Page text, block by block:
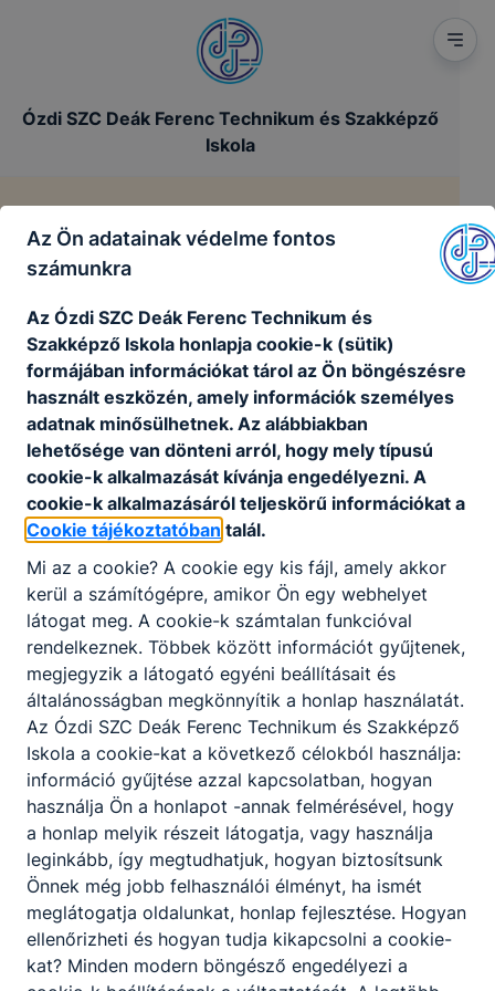
Ózdi SZC Deák Ferenc Technikum és Szakképző
Iskola
Impresszum
Főoldal / Impresszum
Partnereink
Az Ön adatainak védelme fontos
számunkra
Az Ózdi SZC Deák Ferenc Technikum és
Szakképző Iskola honlapja cookie-k (sütik)
formájában információkat tárol az Ön böngészésre
használt eszközén, amely információk személyes
adatnak minősülhetnek. Az alábbiakban
lehetősége van dönteni arról, hogy mely típusú
cookie-k alkalmazását kívánja engedélyezni. A
cookie-k alkalmazásáról teljeskörű információkat a
Cookie tájékoztatóban talál.
Mi az a cookie? A cookie egy kis fájl, amely akkor
kerül a számítógépre, amikor Ön egy webhelyet
látogat meg. A cookie-k számtalan funkcióval
rendelkeznek. Többek között információt gyűjtenek,
megjegyzik a látogató egyéni beállításait és
általánosságban megkönnyítik a honlap használatát.
Az Ózdi SZC Deák Ferenc Technikum és Szakképző
Iskola a cookie-kat a következő célokból használja:
információ gyűjtése azzal kapcsolatban, hogyan
használja Ön a honlapot -annak felmérésével, hogy
a honlap melyik részeit látogatja, vagy használja
leginkább, így megtudhatjuk, hogyan biztosítsunk
Önnek még jobb felhasználói élményt, ha ismét
meglátogatja oldalunkat, honlap fejlesztése. Hogyan
ellenőrizheti és hogyan tudja kikapcsolni a cookie-
kat? Minden modern böngésző engedélyezi a